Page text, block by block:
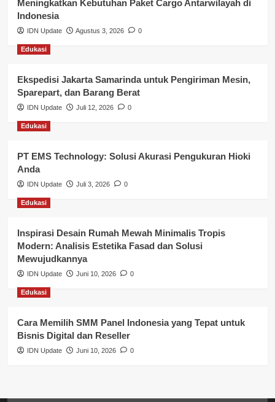
Keuangan
Lalu Lintas
Layanan Publik Kabupaten Banyuasin
Nasional
Pemerintahan
Pendidikan
Perbankan & Keuangan
Perpajakan & Keuangan
Profil Wilayah Banyuasin
Sosial & Budaya
Sosial & Kesejahteraan
Meningkatkan Kebutuhan Paket Cargo Antarwilayah di
Indonesia
IDN Update Agustus 3, 2026 0
Edukasi
Ekspedisi Jakarta Samarinda untuk Pengiriman Mesin,
Sparepart, dan Barang Berat
IDN Update Juli 12, 2026 0
Edukasi
PT EMS Technology: Solusi Akurasi Pengukuran Hioki
Anda
IDN Update Juli 3, 2026 0
Edukasi
Inspirasi Desain Rumah Mewah Minimalis Tropis
Modern: Analisis Estetika Fasad dan Solusi
Mewujudkannya
IDN Update Juni 10, 2026 0
Edukasi
Cara Memilih SMM Panel Indonesia yang Tepat untuk
Bisnis Digital dan Reseller
IDN Update Juni 10, 2026 0